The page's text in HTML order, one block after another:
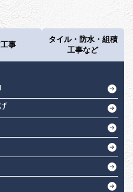
事
タイル・防水・組積
工事など